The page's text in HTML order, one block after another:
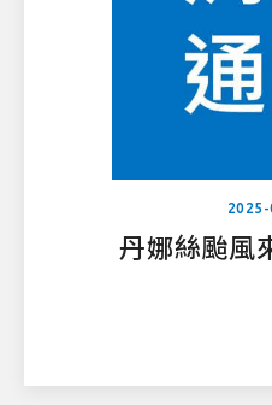
丹娜絲颱風